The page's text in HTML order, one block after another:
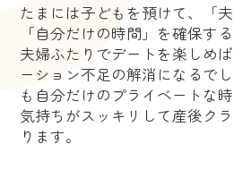
たまには子どもを預けて、「
「自分だけの時間」を確保す
夫婦ふたりでデートを楽しめ
ーション不足の解消になるで
も自分だけのプライベートな
気持ちがスッキリして産後ク
ります。